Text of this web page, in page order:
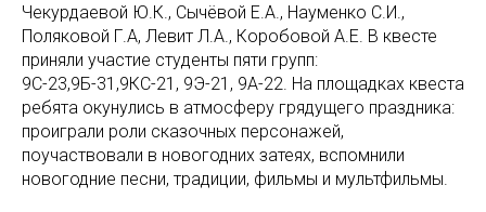
Чекурдаевой Ю.К., Сычёвой Е.А., Науменко С.И.,
Поляковой Г.А, Левит Л.А., Коробовой А.Е. В квесте
приняли участие студенты пяти групп:
9С-23,9Б-31,9КС-21, 9Э-21, 9А-22. На площадках квеста
ребята окунулись в атмосферу грядущего праздника:
проиграли роли сказочных персонажей,
поучаствовали в новогодних затеях, вспомнили
новогодние песни, традиции, фильмы и мультфильмы.